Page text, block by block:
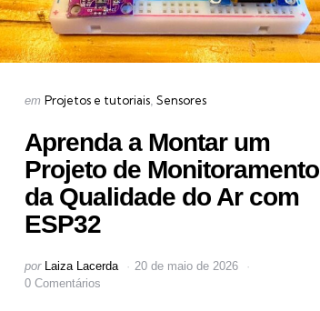
Categorias
Publicado
em Projetos e tutoriais Sensores
Aprenda a Montar um
Projeto de Monitoramento
da Qualidade do Ar com
ESP32
Postado
por
por Laiza Lacerda
20 de maio de 2026
0 Comentários